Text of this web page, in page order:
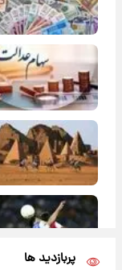
پربازدید ها